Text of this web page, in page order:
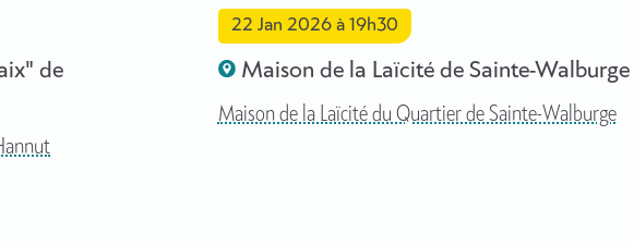
de
22 Jan 2026à 19h30
Maison de la Laïcité de Sainte-Walburge
Maison de la Laïcité du Quartier de Sainte-Walburge